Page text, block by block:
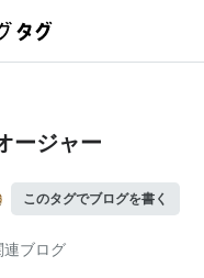
ージャー
このタグでブログを書く
連ブログ